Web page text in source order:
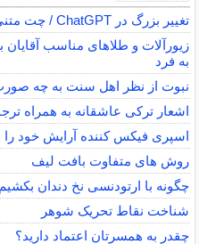
تغییر بزرگ در ChatGPT / چت متنی نامحدود و رایگان
زیورآلات و طلاهای مناسب
به فرد
نبوت از نظر اهل سنت به چه
اشعار ترکی عاشقانه به همراه
اسپری فیکس کننده آرایش خود را
روش های متفاوت بافت لیف
چگونه با ارتودنسی نخ دندان
شناخت نقاط تحریک شوهر
چقدر به همسرتان اعتماد دارید؟